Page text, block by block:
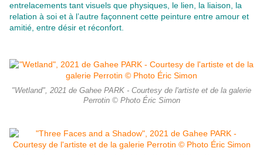
entrelacements tant visuels que physiques, le lien, la liaison, la
relation à soi et à l’autre façonnent cette peinture entre amour et
amitié, entre désir et réconfort.
"Wetland", 2021 de Gahee PARK - Courtesy de l'artiste et de la galerie
Perrotin © Photo Éric Simon